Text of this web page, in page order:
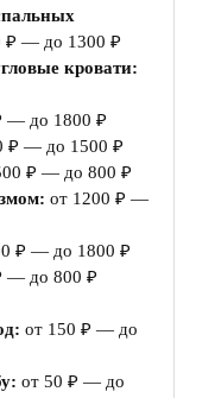
₽ — до 1300 ₽
кровати:
— до 1800 ₽
₽ — до 1500 ₽
₽ — до 800 ₽
от 1200 ₽ —
₽ — до 1800 ₽
— до 800 ₽
от 150 ₽ — до
от 50 ₽ — до